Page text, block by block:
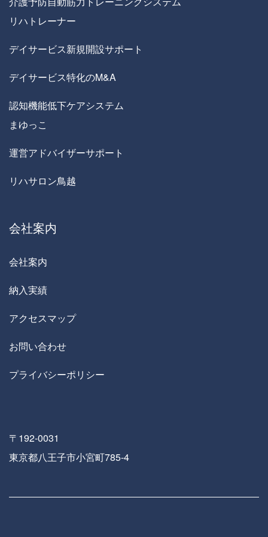
リハトレーナー
デイサービス新規開設サポート
デイサービス特化のM&A
認知機能低下ケアシステム
まゆっこ
運営アドバイザーサポート
リハサロン鳥越
会社案内
会社案内
納入実績
アクセスマップ
お問い合わせ
プライバシーポリシー
〒192-0031
東京都八王子市小宮町785-4